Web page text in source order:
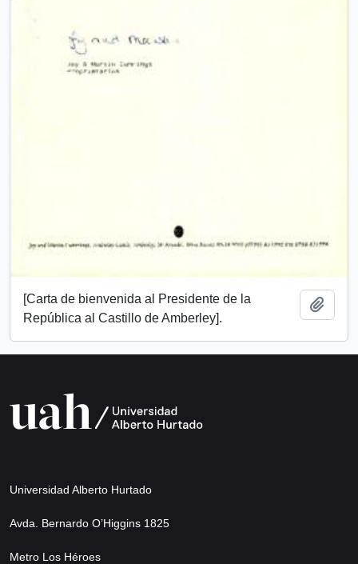
[Carta de bienvenida al Presidente de la
República al Castillo de Amberley].
Universidad Alberto Hurtado
Avda. Bernardo O’Higgins 1825
Metro Los Héroes